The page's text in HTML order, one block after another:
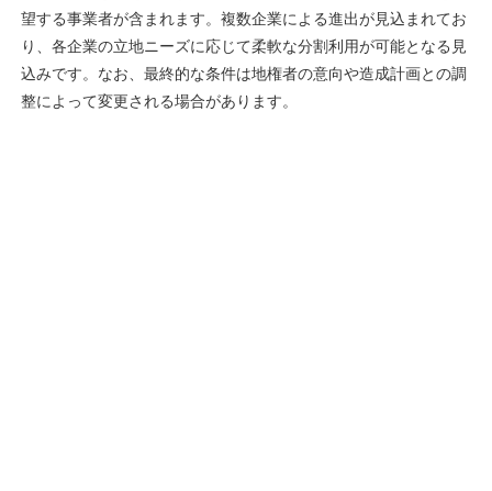
望する事業者が含まれます。複数企業による進出が見込まれてお
り、各企業の立地ニーズに応じて柔軟な分割利用が可能となる見
込みです。なお、最終的な条件は地権者の意向や造成計画との調
整によって変更される場合があります。